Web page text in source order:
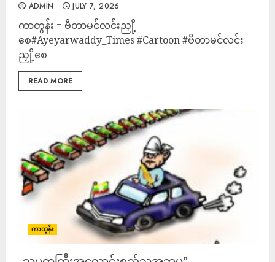
ADMIN JULY 7, 2026
ကာတွန်း = ဗီတာမင်လင်းညှို့
စေ#Ayeyarwaddy_Times #Cartoon #ဗီတာမင်လင်း
ညှို့စေ
READ MORE
ကာတွန်း